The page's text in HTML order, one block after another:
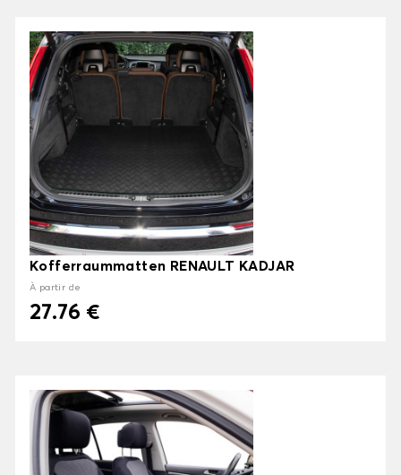
Kofferraummatten RENAULT KADJAR
À partir de
27.76 €